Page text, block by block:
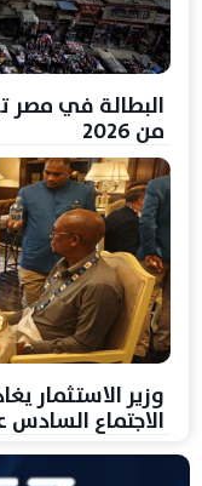
من 2026
وزير الاستثمار
الاجتماع